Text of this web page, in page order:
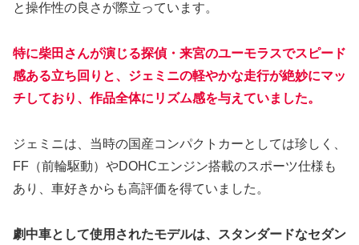
と操作性の良さが際立っています。
特に柴田さんが演じる探偵・来宮のユーモラスでスピード
感ある立ち回りと、ジェミニの軽やかな走行が絶妙にマッ
チしており、作品全体にリズム感を与えていました。
ジェミニは、当時の国産コンパクトカーとしては珍しく、
FF（前輪駆動）やDOHCエンジン搭載のスポーツ仕様も
あり、車好きからも高評価を得ていました。
劇中車として使用されたモデルは、スタンダードなセダン